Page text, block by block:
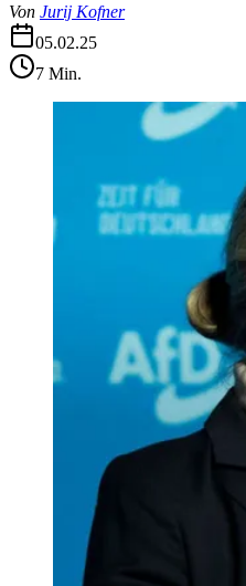
Von Jurij Kofner
05.02.25
7 Min.